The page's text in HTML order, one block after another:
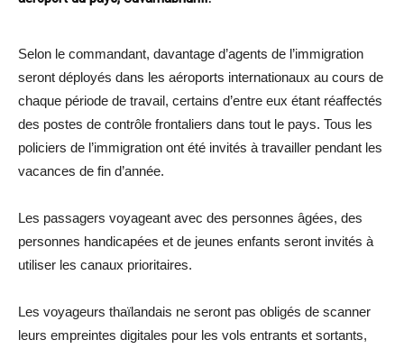
Selon le commandant, davantage d’agents de l’immigration
seront déployés dans les aéroports internationaux au cours de
chaque période de travail, certains d’entre eux étant réaffectés
des postes de contrôle frontaliers dans tout le pays. Tous les
policiers de l’immigration ont été invités à travailler pendant les
vacances de fin d’année.
Les passagers voyageant avec des personnes âgées, des
personnes handicapées et de jeunes enfants seront invités à
utiliser les canaux prioritaires.
Les voyageurs thaïlandais ne seront pas obligés de scanner
leurs empreintes digitales pour les vols entrants et sortants,